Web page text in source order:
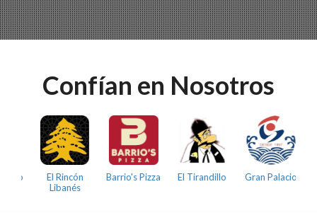
Confían en Nosotros
El Rincón
Libanés
Barrio's Pizza El Tirandillo Gran Palacio